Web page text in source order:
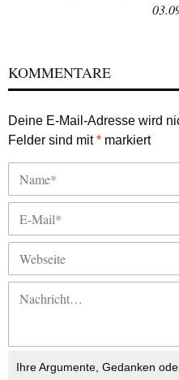
KOMMENTARE
Deine E-Mail-Adresse wird
Felder sind mit* markiert
Ihre Argumente, Gedanken